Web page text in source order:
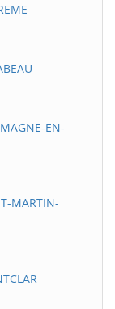
EN-
MARTIN-